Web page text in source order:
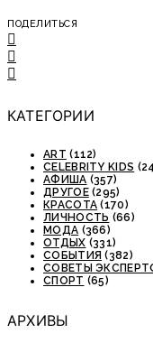
ПОДЕЛИТЬСЯ
КАТЕГОРИИ
ART (112)
CELEBRITY KIDS
АФИША (357)
ДРУГОЕ(295)
КРАСОТА (170)
ЛИЧНОСТЬ (66)
МОДА (366)
ОТДЫХ (331)
СОБЫТИЯ (382)
СОВЕТЫ
СПОРТ (65)
АРХИВЫ